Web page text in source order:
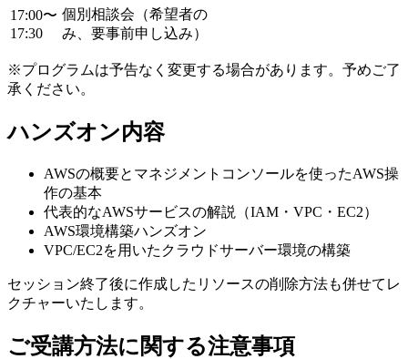
17:00〜
17:30
個別相談会（希望者の
み、要事前申し込み）
※プログラムは予告なく変更する場合があります。予めご了
承ください。
ハンズオン内容
AWSの概要とマネジメントコンソールを使ったAWS操
作の基本
代表的なAWSサービスの解説（IAM・VPC・EC2）
AWS環境構築ハンズオン
VPC/EC2を用いたクラウドサーバー環境の構築
セッション終了後に作成したリソースの削除方法も併せてレ
クチャーいたします。
ご受講方法に関する注意事項